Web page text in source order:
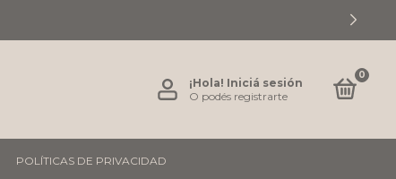
¡Hola! Iniciá sesión
O podés registrarte
0
POLÍTICAS DE PRIVACIDAD